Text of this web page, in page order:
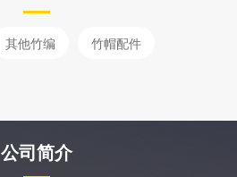
其他竹编 竹帽配件
公司简介